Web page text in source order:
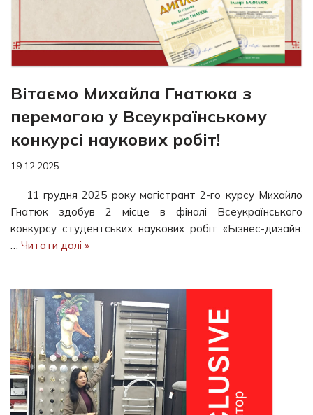
Вітаємо Михайла Гнатюка з
перемогою у Всеукраїнському
конкурсі наукових робіт!
19.12.2025
11 грудня 2025 року магістрант 2-го курсу Михайло
Гнатюк здобув 2 місце в фіналі Всеукраїнського
конкурсу студентських наукових робіт «Бізнес-дизайн:
… Читати далі »